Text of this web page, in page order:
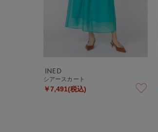
INED
シアースカート
￥7,491(税込)